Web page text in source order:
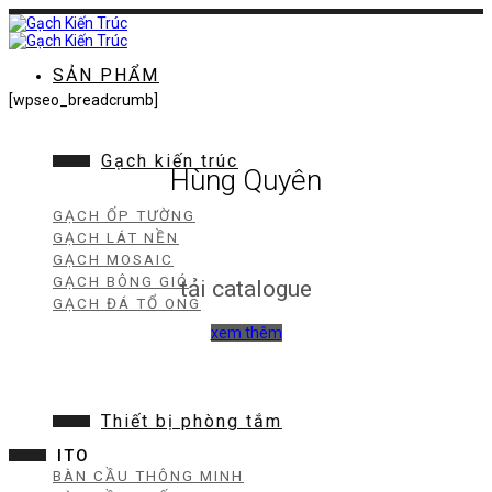
Chuyển
đến
nội
SẢN PHẨM
Gạch kiến trúc
GẠCH ỐP TƯỜNG
GẠCH LÁT NỀN
GẠCH MOSAIC
GẠCH BÔNG GIÓ
GẠCH ĐÁ TỔ ONG
Thiết bị phòng tắm
BÀN CẦU THÔNG MINH
[wpseo_breadcrumb]
Hùng Quyên
tải catalogue
xem thêm
ITO